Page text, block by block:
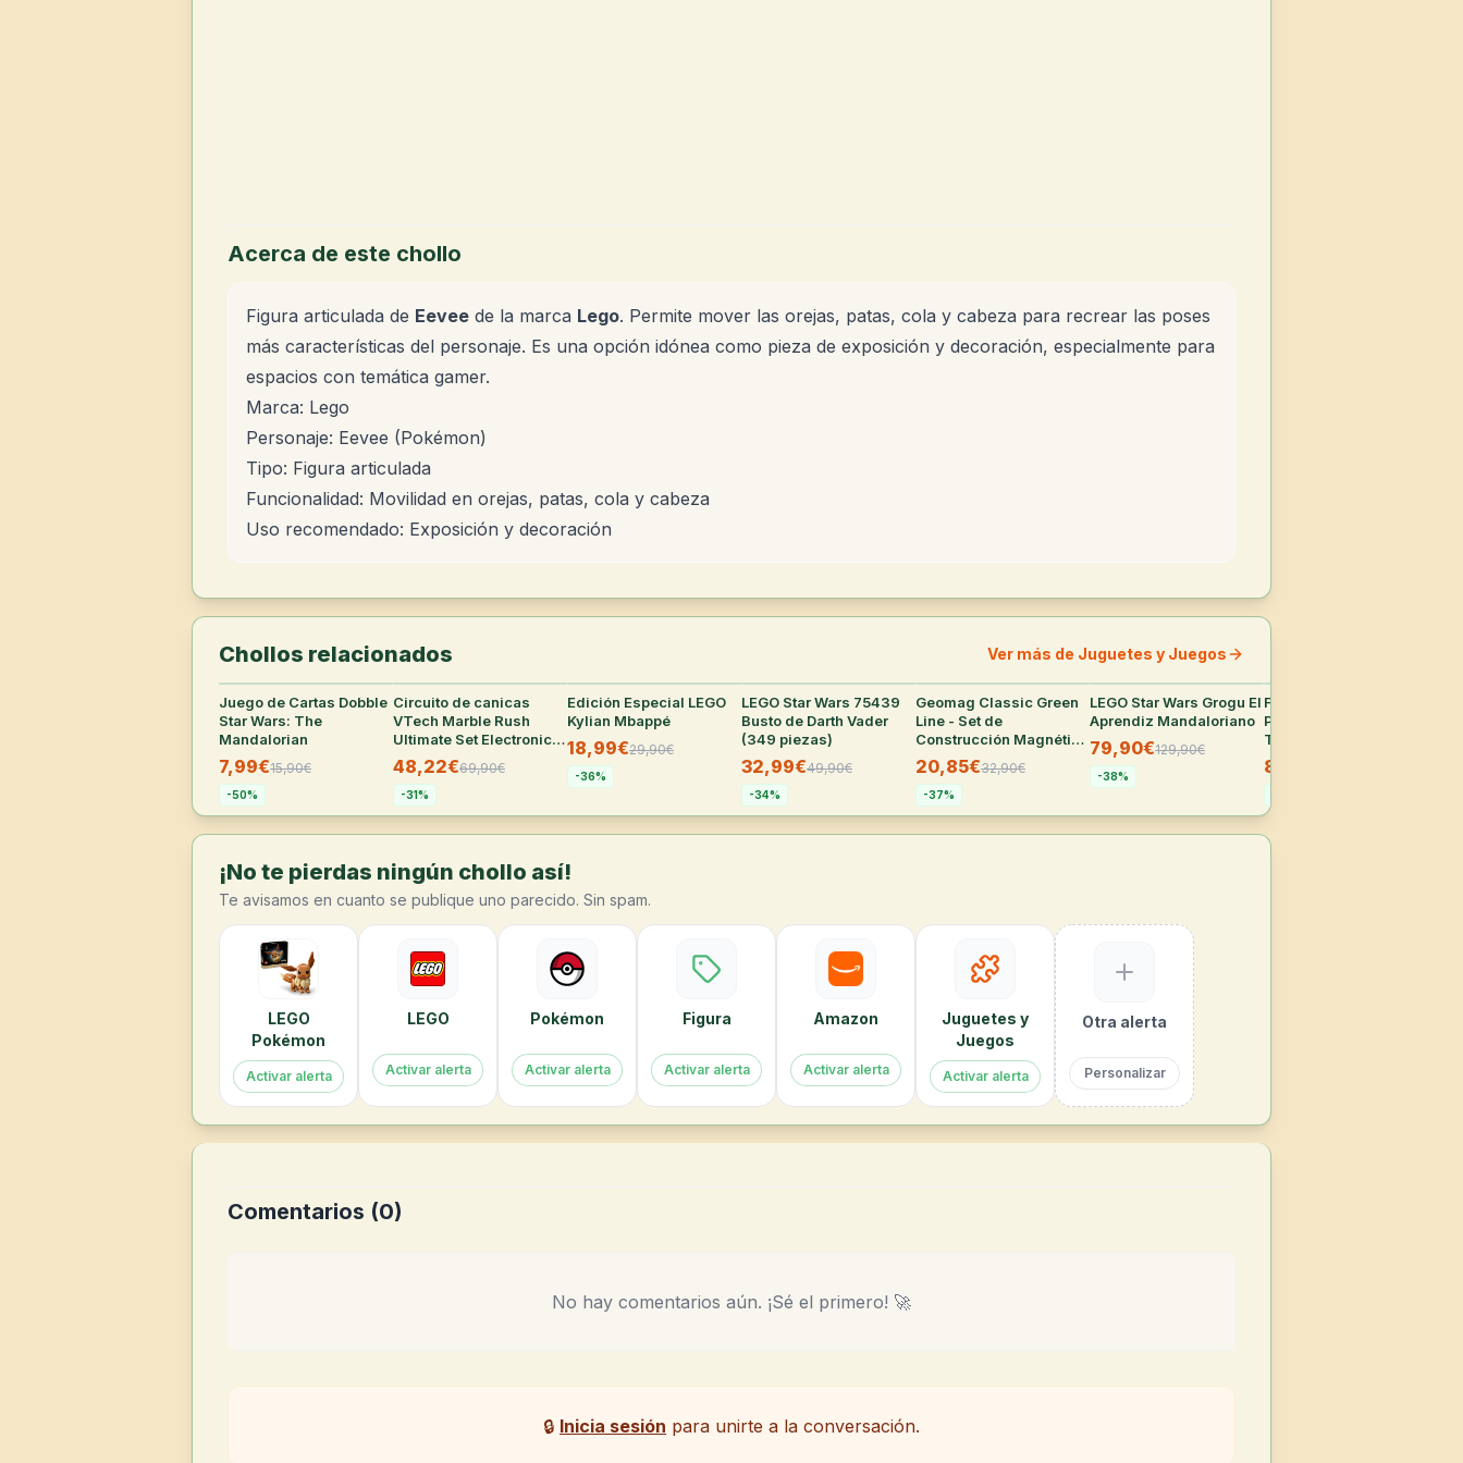
Acerca de este chollo
Figura articulada de Eevee de la marca Lego. Permite mover las orejas, patas, cola y cabeza para recrear las poses
más características del personaje. Es una opción idónea como pieza de exposición y decoración, especialmente para
espacios con temática gamer.
Marca: Lego
Personaje: Eevee (Pokémon)
Tipo: Figura articulada
Funcionalidad: Movilidad en orejas, patas, cola y cabeza
Uso recomendado: Exposición y decoración
Chollos relacionados Ver más de Juguetes y Juegos
27°
Juego de Cartas Dobble
Star Wars: The
Mandalorian
7,99€15,90€
-50%
Circuito de canicas
VTech Marble Rush
Ultimate Set Electronic
XL100E
48,22€69,90€
-31%
25°
Edición Especial LEGO
Kylian Mbappé
18,99€29,90€
-36%
24°
LEGO Star Wars 75439
Busto de Darth Vader
(349 piezas)
32,99€49,90€
-34%
24°
Geomag Classic Green
Line - Set de
Construcción Magnético
de 60 Piezas
20,85€32,90€
-37%
22°
LEGO Star Wars Grogu El
Aprendiz Mandaloriano
79,90€129,90€
-38%
Figura Funko POP Harry
Potter Hermione Granger
Túnica
8,45€
¡No te pierdas ningún chollo así!
Te avisamos en cuanto se publique uno parecido. Sin spam.
LEGO
Pokémon
Activar alerta
LEGO
Activar alerta
Pokémon
Activar alerta
Figura
Activar alerta
Amazon
Activar alerta
Juguetes y
Juegos
Activar alerta
Otra alerta
Personalizar
Comentarios (0)
No hay comentarios aún. ¡Sé el primero! 🚀
🔒 Inicia sesión para unirte a la conversación.